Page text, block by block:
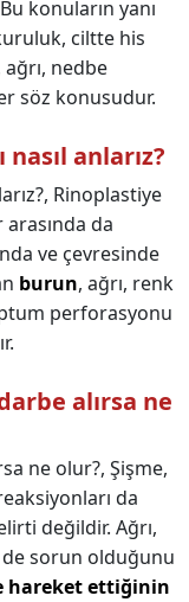
konuların yanı
ciltte his
nedbe
söz konusudur.
anlarız?
Rinoplastiye
da
ve çevresinde
burun, ağrı, renk
perforasyonu
alırsa ne
ne olur?, Şişme,
da
değildir. Ağrı,
sorun olduğunu
hareket ettiğinin